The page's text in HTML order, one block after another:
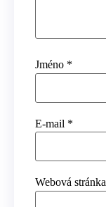
Jméno *
E-mail *
Webová stránka